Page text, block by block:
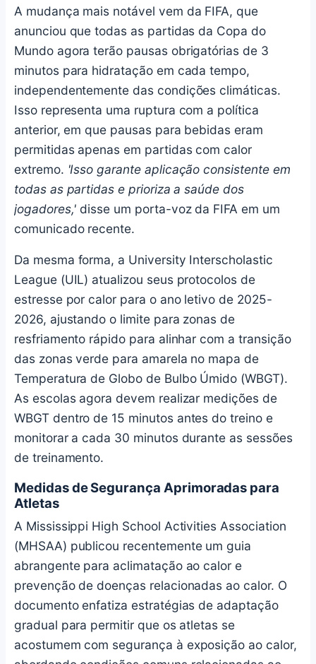
A mudança mais notável vem da FIFA, que
anunciou que todas as partidas da Copa do
Mundo agora terão pausas obrigatórias de 3
minutos para hidratação em cada tempo,
independentemente das condições climáticas.
Isso representa uma ruptura com a política
anterior, em que pausas para bebidas eram
permitidas apenas em partidas com calor
extremo. 'Isso garante aplicação consistente em
todas as partidas e prioriza a saúde dos
jogadores,' disse um porta-voz da FIFA em um
comunicado recente.
Da mesma forma, a University Interscholastic
League (UIL) atualizou seus protocolos de
estresse por calor para o ano letivo de 2025-
2026, ajustando o limite para zonas de
resfriamento rápido para alinhar com a transição
das zonas verde para amarela no mapa de
Temperatura de Globo de Bulbo Úmido (WBGT).
As escolas agora devem realizar medições de
WBGT dentro de 15 minutos antes do treino e
monitorar a cada 30 minutos durante as sessões
de treinamento.
Medidas de Segurança Aprimoradas para
Atletas
A Mississippi High School Activities Association
(MHSAA) publicou recentemente um guia
abrangente para aclimatação ao calor e
prevenção de doenças relacionadas ao calor. O
documento enfatiza estratégias de adaptação
gradual para permitir que os atletas se
acostumem com segurança à exposição ao calor,